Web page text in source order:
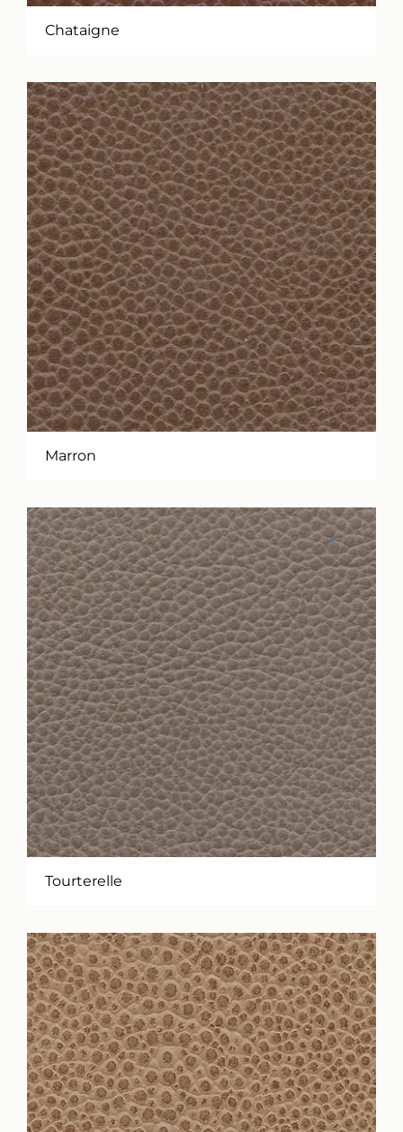
Chataigne
Marron
Tourterelle